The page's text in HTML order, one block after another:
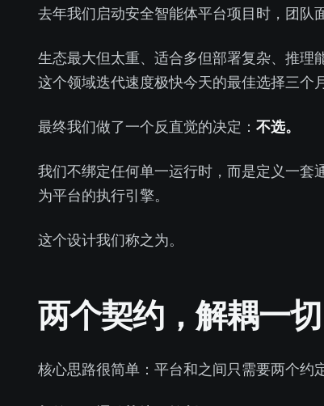
去年我们启动安全智能体平台项目时，团队
LangChain 生态最大但太重、AutoGen 适合多 Agent 但部署复杂、
这个领域迭代速度极快——今天的”最佳选择”三个
最终我们做了一个反直觉的决定： 不选。
我们不绑定任何单一 Agent 运行时，而是定义一套通用的集成契约，让 pi-
为平台的执行引擎。
这个设计我们称之为。
两个契约，解耦一切
核心思路很简单：平台和 Agent 之间只需要两个约